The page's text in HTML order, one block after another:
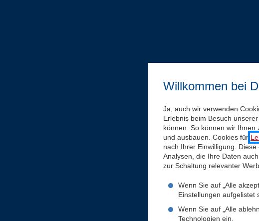
Willkommen bei
Ja, auch wir verwenden
Erlebnis beim Besuch
können. So können wir
und ausbauen. Cookies für
nach Ihrer Einwilligung.
Analysen, die Ihre Daten
zur Schaltung relevanter
Wenn Sie auf „Alle
Einstellungen aufgelistet
Wenn Sie auf „Alle
Technologien ein.